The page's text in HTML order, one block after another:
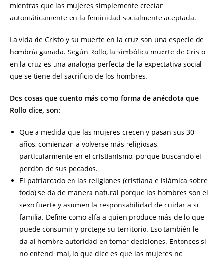
mientras que las mujeres simplemente crecían
automáticamente en la feminidad socialmente aceptada.
La vida de Cristo y su muerte en la cruz son una especie de
hombría ganada. Según Rollo, la simbólica muerte de Cristo
en la cruz es una analogía perfecta de la expectativa social
que se tiene del sacrificio de los hombres.
Dos cosas que cuento más como forma de anécdota que
Rollo dice, son:
Que a medida que las mujeres crecen y pasan sus 30
años, comienzan a volverse más religiosas,
particularmente en el cristianismo, porque buscando el
perdón de sus pecados.
El patriarcado en las religiones (cristiana e islámica sobre
todo) se da de manera natural porque los hombres son el
sexo fuerte y asumen la responsabilidad de cuidar a su
familia. Define como alfa a quien produce más de lo que
puede consumir y protege su territorio. Eso también le
da al hombre autoridad en tomar decisiones. Entonces si
no entendí mal, lo que dice es que las mujeres no